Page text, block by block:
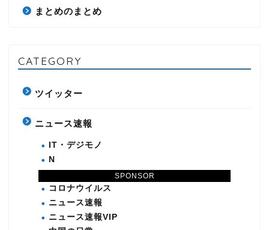
SPONSOR
まとめのまとめ
CATEGORY
ツイッター
ニュース速報
IT・デジモノ
N
PC・インターネット
コロナウイルス
ニュース速報
ニュース速報VIP